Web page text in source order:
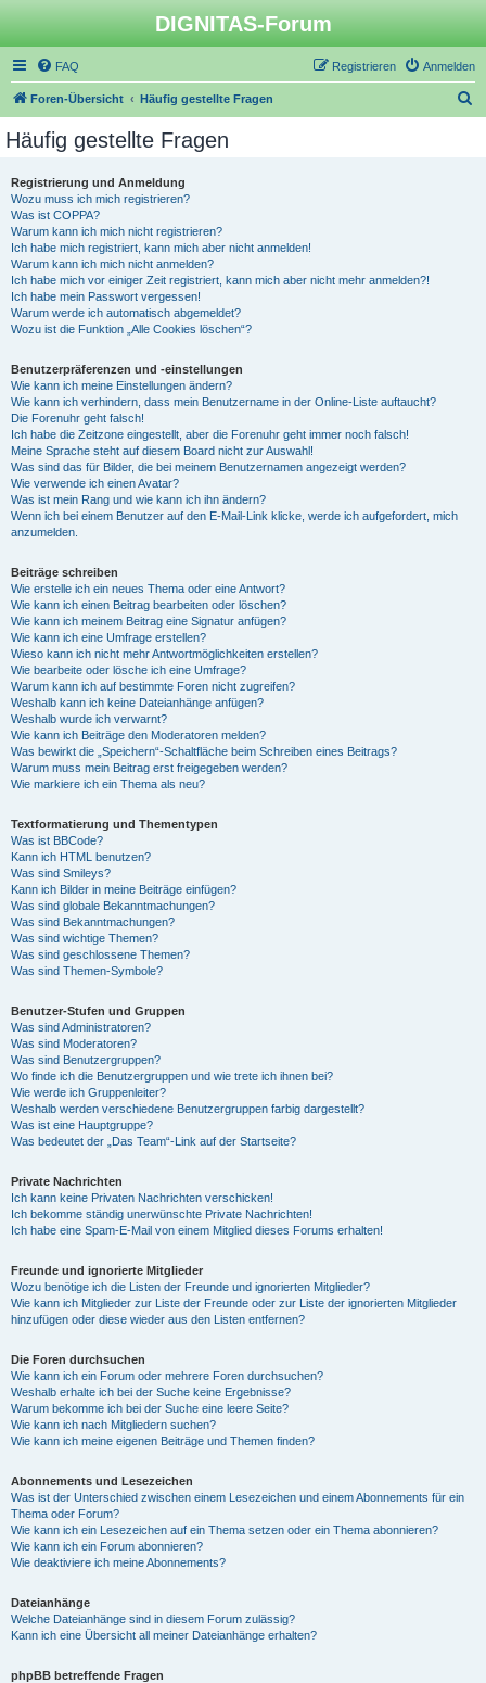
DIGNITAS-Forum
FAQ Anmelden
Registrieren
Foren-Übersicht Häufig gestellte Fragen
Häufig gestellte Fragen
Registrierung und Anmeldung
Wozu muss ich mich registrieren?
Was ist COPPA?
Warum kann ich mich nicht registrieren?
Ich habe mich registriert, kann mich aber nicht anmelden!
Warum kann ich mich nicht anmelden?
Ich habe mich vor einiger Zeit registriert, kann mich aber nicht mehr anmelden?!
Ich habe mein Passwort vergessen!
Warum werde ich automatisch abgemeldet?
Wozu ist die Funktion „Alle Cookies löschen“?
Benutzerpräferenzen und -einstellungen
Wie kann ich meine Einstellungen ändern?
Wie kann ich verhindern, dass mein Benutzername in der Online-Liste auftaucht?
Die Forenuhr geht falsch!
Ich habe die Zeitzone eingestellt, aber die Forenuhr geht immer noch falsch!
Meine Sprache steht auf diesem Board nicht zur Auswahl!
Was sind das für Bilder, die bei meinem Benutzernamen angezeigt werden?
Wie verwende ich einen Avatar?
Was ist mein Rang und wie kann ich ihn ändern?
Wenn ich bei einem Benutzer auf den E-Mail-Link klicke, werde ich aufgefordert, mich
anzumelden.
Beiträge schreiben
Wie erstelle ich ein neues Thema oder eine Antwort?
Wie kann ich einen Beitrag bearbeiten oder löschen?
Wie kann ich meinem Beitrag eine Signatur anfügen?
Wie kann ich eine Umfrage erstellen?
Wieso kann ich nicht mehr Antwortmöglichkeiten erstellen?
Wie bearbeite oder lösche ich eine Umfrage?
Warum kann ich auf bestimmte Foren nicht zugreifen?
Weshalb kann ich keine Dateianhänge anfügen?
Weshalb wurde ich verwarnt?
Wie kann ich Beiträge den Moderatoren melden?
Was bewirkt die „Speichern“-Schaltfläche beim Schreiben eines Beitrags?
Warum muss mein Beitrag erst freigegeben werden?
Wie markiere ich ein Thema als neu?
Textformatierung und Thementypen
Was ist BBCode?
Kann ich HTML benutzen?
Was sind Smileys?
Kann ich Bilder in meine Beiträge einfügen?
Was sind globale Bekanntmachungen?
Was sind Bekanntmachungen?
Was sind wichtige Themen?
Was sind geschlossene Themen?
Was sind Themen-Symbole?
Benutzer-Stufen und Gruppen
Was sind Administratoren?
Was sind Moderatoren?
Was sind Benutzergruppen?
Wo finde ich die Benutzergruppen und wie trete ich ihnen bei?
Wie werde ich Gruppenleiter?
Weshalb werden verschiedene Benutzergruppen farbig dargestellt?
Was ist eine Hauptgruppe?
Was bedeutet der „Das Team“-Link auf der Startseite?
Private Nachrichten
Ich kann keine Privaten Nachrichten verschicken!
Ich bekomme ständig unerwünschte Private Nachrichten!
Ich habe eine Spam-E-Mail von einem Mitglied dieses Forums erhalten!
Freunde und ignorierte Mitglieder
Wozu benötige ich die Listen der Freunde und ignorierten Mitglieder?
Wie kann ich Mitglieder zur Liste der Freunde oder zur Liste der ignorierten Mitglieder
hinzufügen oder diese wieder aus den Listen entfernen?
Die Foren durchsuchen
Wie kann ich ein Forum oder mehrere Foren durchsuchen?
Weshalb erhalte ich bei der Suche keine Ergebnisse?
Warum bekomme ich bei der Suche eine leere Seite?
Wie kann ich nach Mitgliedern suchen?
Wie kann ich meine eigenen Beiträge und Themen finden?
Abonnements und Lesezeichen
Was ist der Unterschied zwischen einem Lesezeichen und einem Abonnements für ein
Thema oder Forum?
Wie kann ich ein Lesezeichen auf ein Thema setzen oder ein Thema abonnieren?
Wie kann ich ein Forum abonnieren?
Wie deaktiviere ich meine Abonnements?
Dateianhänge
Welche Dateianhänge sind in diesem Forum zulässig?
Kann ich eine Übersicht all meiner Dateianhänge erhalten?
phpBB betreffende Fragen